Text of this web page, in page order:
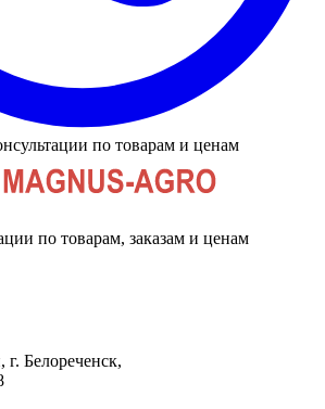
по товарам и ценам
по товарам, заказам и ценам
Белореченск,